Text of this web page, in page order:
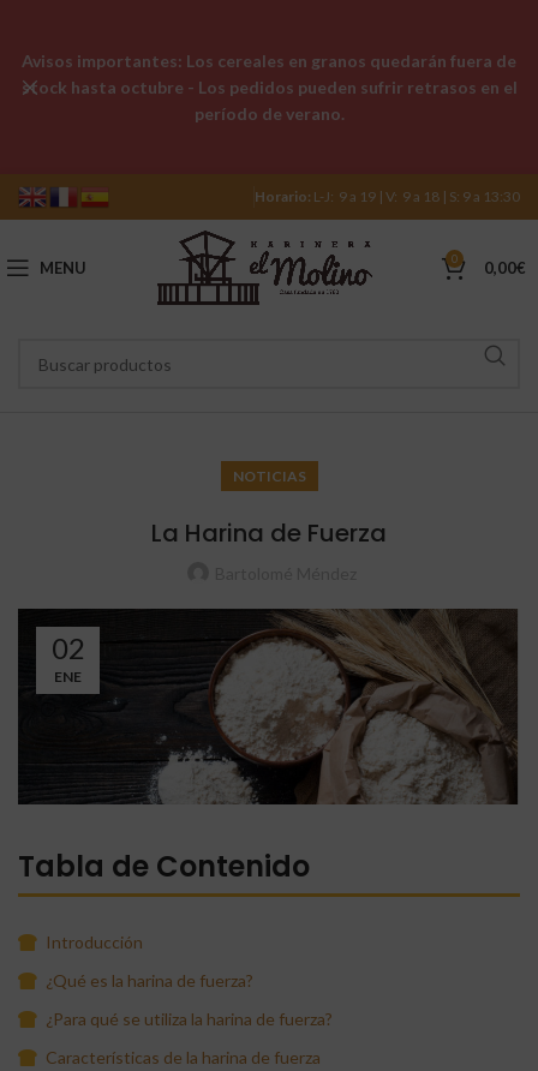
Horario: L-J: 9 a 19 | V: 9 a 18 | S: 9 a 13:30
MENU 0 0,00€
NOTICIAS
La Harina de Fuerza
02
ENE
Tabla de Contenido
Introducción
¿Qué es la harina de fuerza?
¿Para qué se utiliza la harina de fuerza?
Características de la harina de fuerza
Avisos importantes: Los cereales en granos quedarán fuera de
stock hasta octubre - Los pedidos pueden sufrir retrasos en el
período de verano.